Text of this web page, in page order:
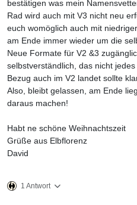
bestätigen was mein
Rad wird auch mit V3 nicht neu
euch womöglich auch mit
am Ende immer wieder um die
Neue Formate für V2 &3
selbstverständlich, das nicht
Bezug auch im V2 landet sollte
Also, bleibt gelassen, am Ende
daraus machen!
Habt ne schöne Weihnachtszeit
Grüße aus Elbflorenz
David
1 Antwort